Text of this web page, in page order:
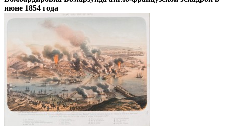
июне 1854 года